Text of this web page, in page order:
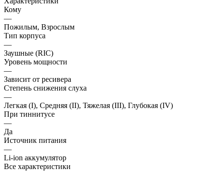
Кому
—
Пожилым, Взрослым
Тип корпуса
—
Заушные (RIC)
Уровень мощности
—
Зависит от ресивера
Степень снижения слуха
—
Легкая (I), Средняя (II), Тяжелая (III), Глубокая (IV)
При тиннитусе
—
Да
Источник питания
—
Li-ion аккумулятор
Все характеристики